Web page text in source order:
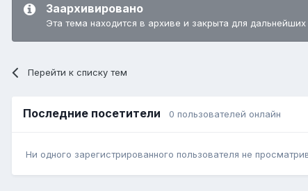
Заархивировано
Эта тема находится в архиве и закрыта для дальнейших
Перейти к списку тем
Последние посетители 0 пользователей онлайн
Ни одного зарегистрированного пользователя не